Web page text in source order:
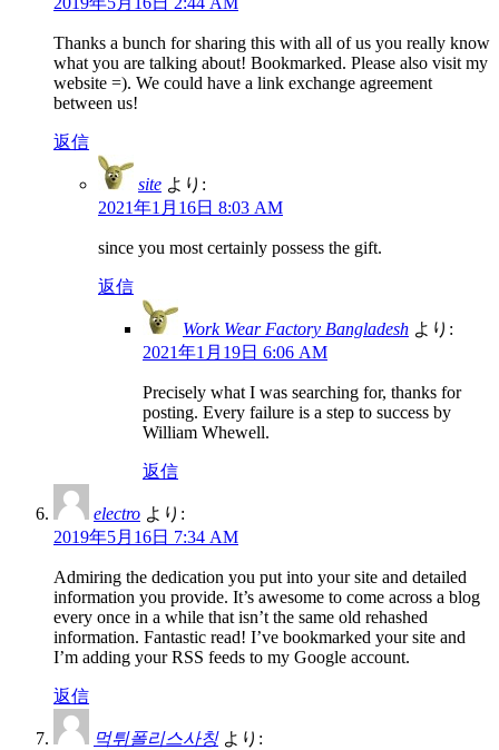
Thanks a bunch for sharing this with all of us you really know
what you are talking about! Bookmarked. Please also visit my
website =). We could have a link exchange agreement
between us!
返信
site より:
2021年1月16日 8:03 AM
since you most certainly possess the gift.
返信
Work Wear Factory Bangladesh より:
2021年1月19日 6:06 AM
Precisely what I was searching for, thanks for
posting. Every failure is a step to success by
William Whewell.
返信
electro より:
2019年5月16日 7:34 AM
Admiring the dedication you put into your site and detailed
information you provide. It’s awesome to come across a blog
every once in a while that isn’t the same old rehashed
information. Fantastic read! I’ve bookmarked your site and
I’m adding your RSS feeds to my Google account.
返信
먹튀폴리스사칭 より: